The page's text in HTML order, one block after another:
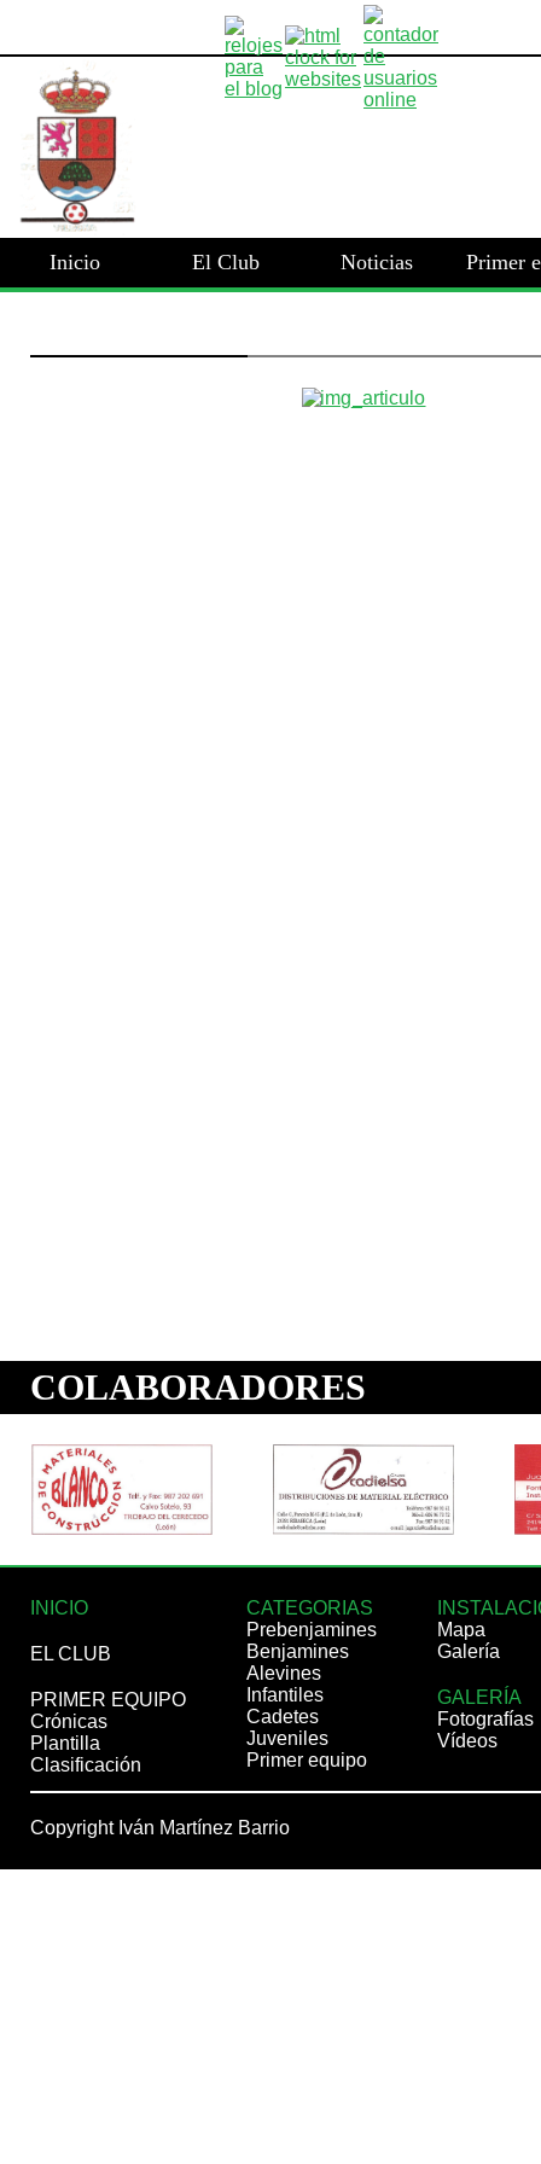
Inicio El Club Noticias Primer
INICIO
EL CLUB
PRIMER EQUIPO
Crónicas
Plantilla
Clasificación
CATEGORIAS
Prebenjamines
Benjamines
Alevines
Infantiles
Cadetes
Juveniles
Primer equipo
Mapa
Galería
GALERÍA
Fotografías
Vídeos
Copyright Iván Martínez Barrio